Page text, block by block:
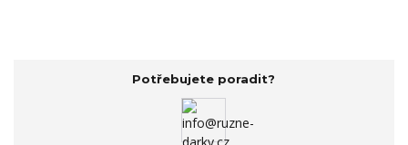
Potřebujete poradit?